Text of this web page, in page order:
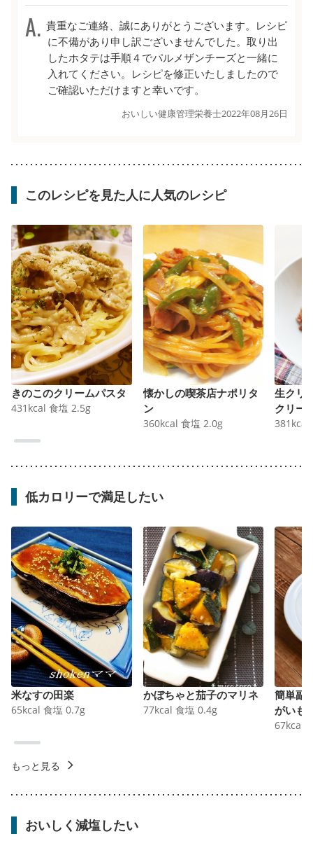
貴重なご連絡、誠にありがとうございます。レシピ
に不備があり申し訳ございませんでした。取り出
したホタテは手順４でパルメザンチーズと一緒に
入れてください。レシピを修正いたしましたので
ご確認いただけますと幸いです。
おいしい健康管理栄養士2022年08月26日
このレシピを見た人に人気のレシピ
きのこのクリームパスタ
431 kcal 食塩 2.5g
懐かしの喫茶店ナポリタ
ン
360kcal 食塩 2.0g
生クリ
クリー
381 kcal
低カロリーで満足したい
米なすの田楽
65kcal 食塩 0.7g
かぼちゃと茄子のマリネ
77kcal 食塩 0.4g
簡単副
がいも
67kcal
もっと見る
おいしく減塩したい